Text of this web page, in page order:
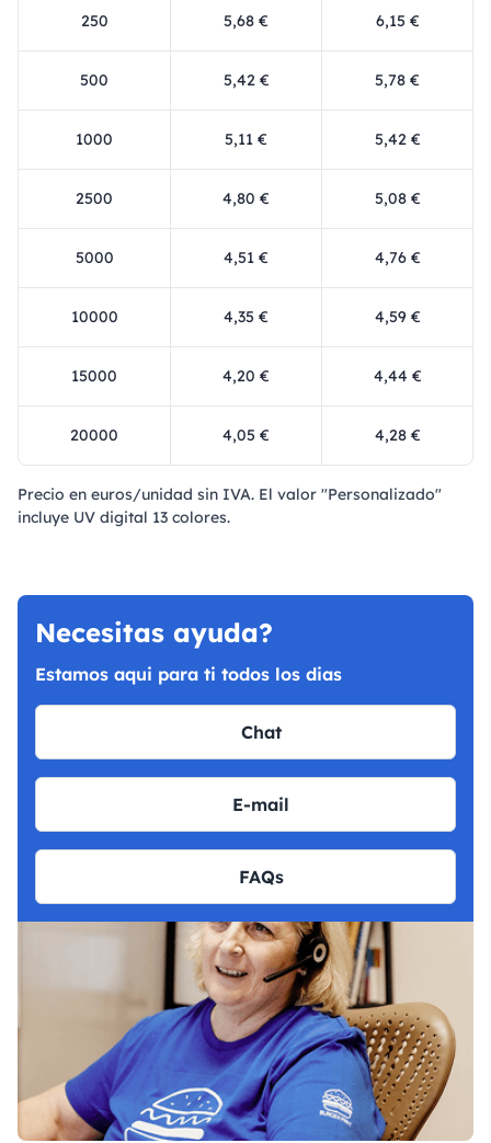
250 5,68 € 6,15 €
500 5,42 € 5,78 €
1000 5,11 € 5,42 €
2500 4,80 € 5,08 €
5000 4,51 € 4,76 €
10000 4,35 € 4,59 €
15000 4,20 € 4,44 €
20000 4,05 € 4,28 €
Precio en euros/unidad sin IVA. El valor "Personalizado"
incluye UV digital 13 colores.
Necesitas ayuda?
Estamos aqui para ti todos los dias
Chat
E-mail
FAQs